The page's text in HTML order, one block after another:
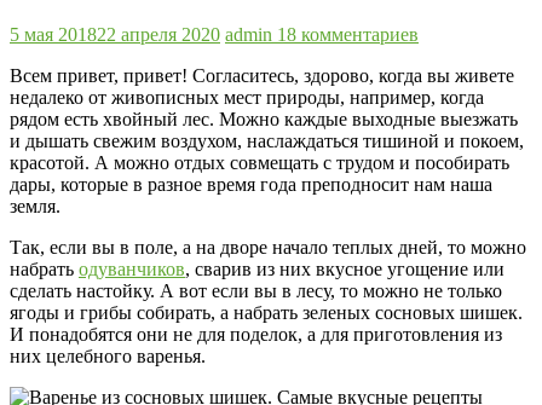
5 мая 201822 апреля 2020 admin 18 комментариев
Всем привет, привет! Согласитесь, здорово, когда вы живете
недалеко от живописных мест природы, например, когда
рядом есть хвойный лес. Можно каждые выходные выезжать
и дышать свежим воздухом, наслаждаться тишиной и покоем,
красотой. А можно отдых совмещать с трудом и пособирать
дары, которые в разное время года преподносит нам наша
земля.
Так, если вы в поле, а на дворе начало теплых дней, то можно
набрать одуванчиков, сварив из них вкусное угощение или
сделать настойку. А вот если вы в лесу, то можно не только
ягоды и грибы собирать, а набрать зеленых сосновых шишек.
И понадобятся они не для поделок, а для приготовления из
них целебного варенья.